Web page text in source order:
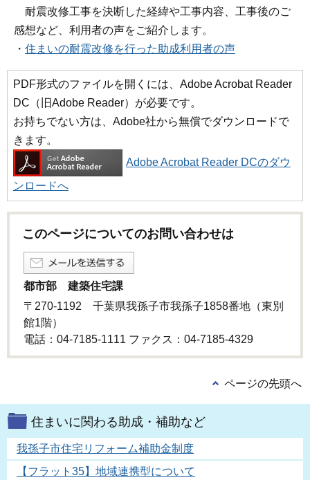
耐震改修工事を決断した経緯や工事内容、工事後のご
感想など、利用者の声をご紹介します。
・ 住まいの耐震改修を行った助成利用者の声
PDF形式のファイルを開くには、Adobe Acrobat Reader
DC（旧Adobe Reader）が必要です。
お持ちでない方は、Adobe社から無償でダウンロードで
きます。
Adobe Acrobat Reader DCのダウ
ンロードへ
このページについてのお問い合わせは
都市部 建築住宅課
〒270-1192 千葉県我孫子市我孫子1858番地（東別
館1階）
電話：04-7185-1111 ファクス：04-7185-4329
ページの先頭へ
住まいに関わる助成・補助など
我孫子市住宅リフォーム補助金制度
【フラット35】地域連携型について